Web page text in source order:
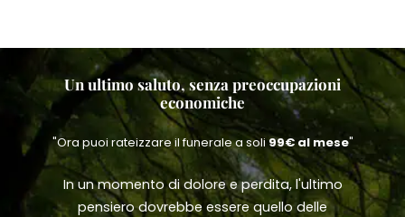
Un ultimo saluto, senza preoccupazioni
economiche
"Ora puoi rateizzare il funerale a soli 99€ al mese"
In un momento di dolore e perdita, l'ultimo
pensiero dovrebbe essere quello delle